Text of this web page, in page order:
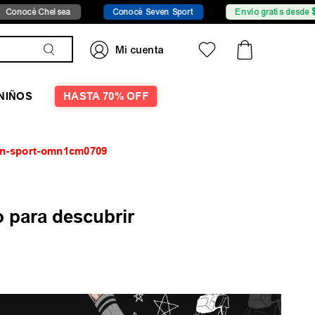
Chelsea Conocé Seven Sport Envío gratis desde
HASTA 70% OFF
sport-omn1cm0709
para descubrir